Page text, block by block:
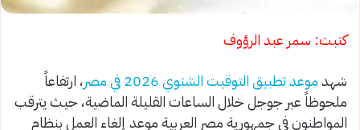
كتبت: سمر عبد الرؤوف
شهدموعد تطبيق التوقيت الشتوي 2026 في مصر
، ارتفاعاً
ملحوظاً عبر جوجل خلال الساعات القليلة الماضية، حيث يترقب
المواطنون في جمهورية مصر العربية موعد إلغاء العمل بنظام